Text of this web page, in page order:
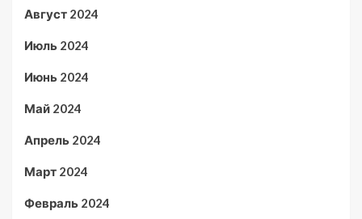
Август 2024
Июль 2024
Июнь 2024
Май 2024
Апрель 2024
Март 2024
Февраль 2024